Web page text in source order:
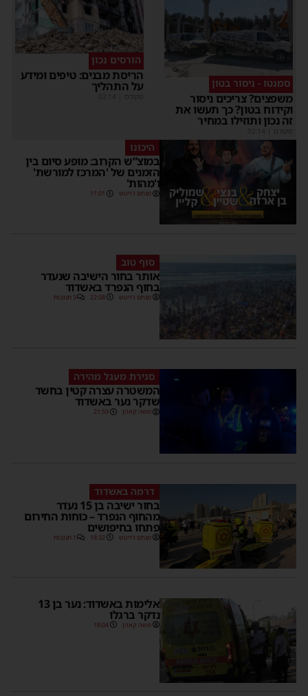
סמנטו - ניסור בטון
משפצים? צריכים ניסור
וקידוח בטון? כך תעשו את
זה נכון ותוזילו במחיר
מקודם
הורסים נכון
הריסת מבנים: טיפים ומידע
על התהליך
מקודם
היכונו
במוצ”ש הקרוב: מופע סיום בין
הזמנים של 'המרכז למורשת'
ו'מהות'
מנחם דויטש 11:01
סוף טוב
אותר בחור הישיבה שנעדר
בחוף הנפרד באשדוד
מנחם דויטש 22:08 3 תגובות
סגירת מעגל מהירה
המשטרה עצרה קטין בחשד
שדקר נער באשדוד
משה קאהן 21:59
דרמה באשדוד
בחור ישיבה בן 15 נעדר
מהחוף הנפרד – כוחות החירום
פתחו בחיפושים
מנחם דויטש 18:32 1 תגובות
אלימות באשדוד: נער בן 13
נדקר ברגלו
משה קאהן 18:04